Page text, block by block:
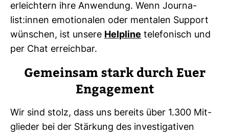
erleich­tern ihre Anwen­dung. Wenn Jour­na­
list:innen emo­tio­nalen oder men­talen Sup­port
wün­schen, ist unsere Hel­pline tele­fo­nisch und
per Chat erreichbar.
Gemeinsam stark durch Euer
Enga­ge­ment
Wir sind stolz, dass uns bereits über 1.300 Mit­
glieder bei der Stär­kung des inves­ti­ga­tiven